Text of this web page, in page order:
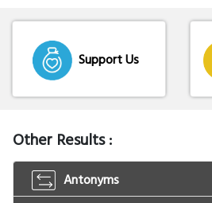
Support Us
Other Results :
Antonyms